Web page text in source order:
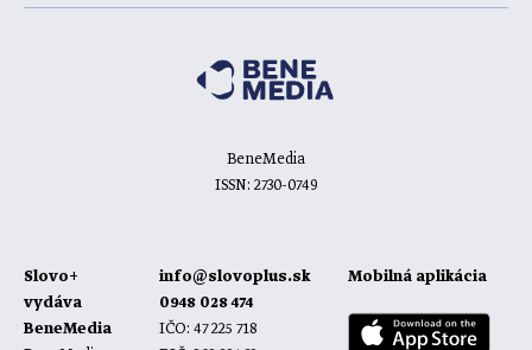
BeneMedia
ISSN: 2730-0749
Slovo+
vydáva
BeneMedia
info@slovoplus.sk
0948 028 474
IČO: 47 225 718
Mobilná aplikácia